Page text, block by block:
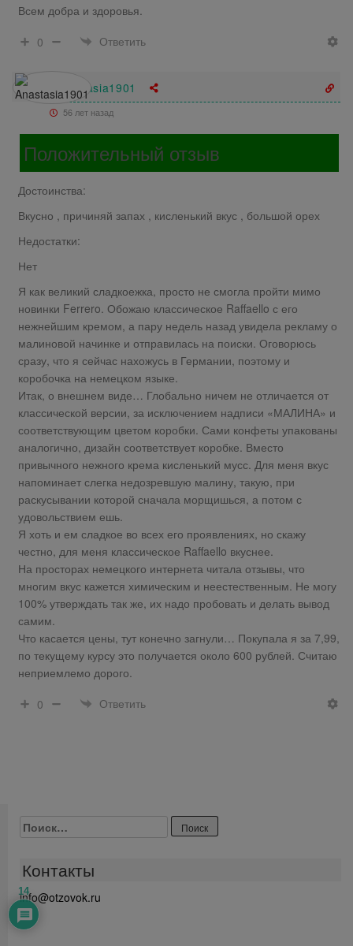
​​​​​​Всем добра и здоровья.
0
Ответить
Anastasia1901
56 лет назад
Положительный отзыв
Достоинства:
Вкусно , причиняй запах , кисленький вкус , большой орех
Недостатки:
Нет
Я как великий сладкоежка, просто не смогла пройти мимо
новинки Ferrero. Обожаю классическое Raffaello с его
нежнейшим кремом, а пару недель назад увидела рекламу о
малиновой начинке и отправилась на поиски. Оговорюсь
сразу, что я сейчас нахожусь в Германии, поэтому и
коробочка на немецком языке.
Итак, о внешнем виде… Глобально ничем не отличается от
классической версии, за исключением надписи «МАЛИНА» и
соответствующим цветом коробки. Сами конфеты упакованы
аналогично, дизайн соответствует коробке. Вместо
привычного нежного крема кисленький мусс. Для меня вкус
напоминает слегка недозревшую малину, такую, при
раскусывании которой сначала морщишься, а потом с
удовольствием ешь.
Я хоть и ем сладкое во всех его проявлениях, но скажу
честно, для меня классическое Raffaello вкуснее.
На просторах немецкого интернета читала отзывы, что
многим вкус кажется химическим и неестественным. Не могу
100% утверждать так же, их надо пробовать и делать вывод
самим.
Что касается цены, тут конечно загнули… Покупала я за 7,99,
по текущему курсу это получается около 600 рублей. Считаю
неприемлемо дорого.
0
Ответить
Найти:
Контакты
info@otzovok.ru
14